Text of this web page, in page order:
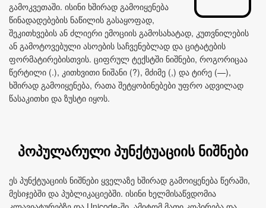
გამოკვეთაში. ისინი ხშირად გამოიყენება
წინადადებების ნაწილის გასაყოფად,
შეკითხვების ან ძლიერი ემოციის გამოსახატად, კუთვნილების
ან გამოტოვებული ასოების საჩვენებლად და ციტატების
ფორმატირებისთვის. ციფრულ ტექსტში ნიშნები, როგორიცაა
წერტილი (.), კითხვითი ნიშანი (?), მძიმე (,) და ტირე (—),
ხშირად გამოიყენება, რათა შეტყობინებები უფრო ადვილად
წასაკითხი და ზუსტი იყოს.
პოპულარული პუნქტუაციის ნიშნები
ეს პუნქტუაციის ნიშნები ყველაზე ხშირად გამოიყენება წერაში,
მესიჯებში და პუბლიკაციებში. ისინი ხელმისაწვდომია